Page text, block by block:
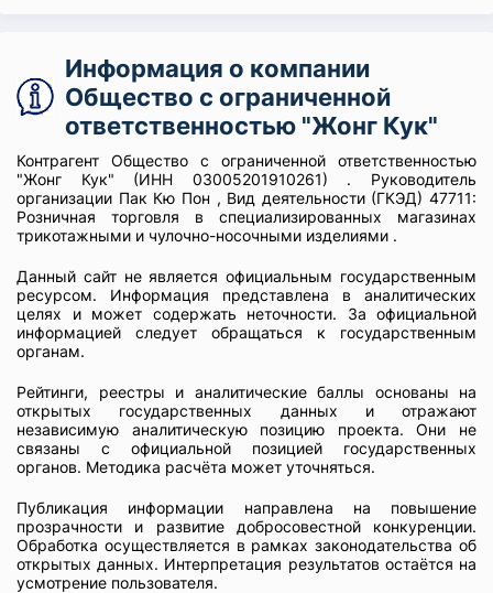
Информация о компании
Общество с ограниченной
ответственностью "Жонг Кук"
Контрагент Общество с ограниченной ответственностью
"Жонг Кук" (ИНН 03005201910261) . Руководитель
организации Пак Кю Пон , Вид деятельности (ГКЭД) 47711:
Розничная торговля в специализированных магазинах
трикотажными и чулочно-носочными изделиями .
Данный сайт не является официальным государственным
ресурсом. Информация представлена в аналитических
целях и может содержать неточности. За официальной
информацией следует обращаться к государственным
органам.
Рейтинги, реестры и аналитические баллы основаны на
открытых государственных данных и отражают
независимую аналитическую позицию проекта. Они не
связаны с официальной позицией государственных
органов. Методика расчёта может уточняться.
Публикация информации направлена на повышение
прозрачности и развитие добросовестной конкуренции.
Обработка осуществляется в рамках законодательства об
открытых данных. Интерпретация результатов остаётся на
усмотрение пользователя.